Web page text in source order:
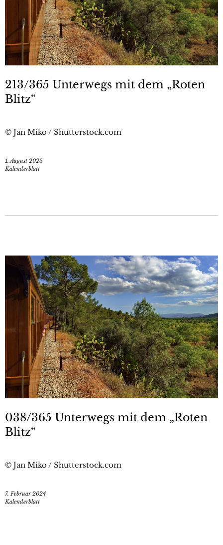
213/365 Unterwegs mit dem „Roten
Blitz“
© Jan Miko / Shutterstock.com
1. August 2025
Kalenderblatt
038/365 Unterwegs mit dem „Roten
Blitz“
© Jan Miko / Shutterstock.com
7. Februar 2024
Kalenderblatt